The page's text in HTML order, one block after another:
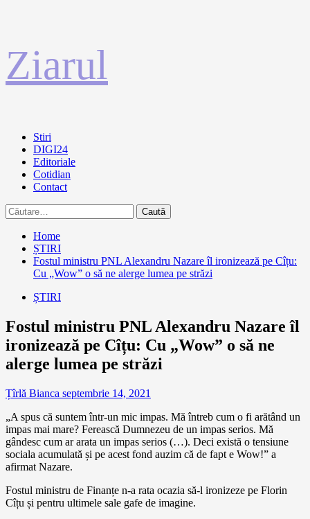
la
conținut
Ziarul
Primary
Menu
Stiri
DIGI24
Editoriale
Cotidian
Contact
Caută
după:
Home
ȘTIRI
Fostul ministru PNL Alexandru Nazare îl ironizează pe Cîțu:
Cu „Wow” o să ne alerge lumea pe străzi
ȘTIRI
Fostul ministru PNL Alexandru Nazare îl
ironizează pe Cîțu: Cu „Wow” o să ne
alerge lumea pe străzi
Țîrlă Bianca septembrie 14, 2021
„A spus că suntem într-un mic impas. Mă întreb cum o fi arătând un
impas mai mare? Ferească Dumnezeu de un impas serios. Mă
gândesc cum ar arata un impas serios (…). Deci există o tensiune
sociala acumulată și pe acest fond auzim că de fapt e Wow!” a
afirmat Nazare.
Fostul ministru de Finanțe n-a rata ocazia să-l ironizeze pe Florin
Cîțu și pentru ultimele sale gafe de imagine.